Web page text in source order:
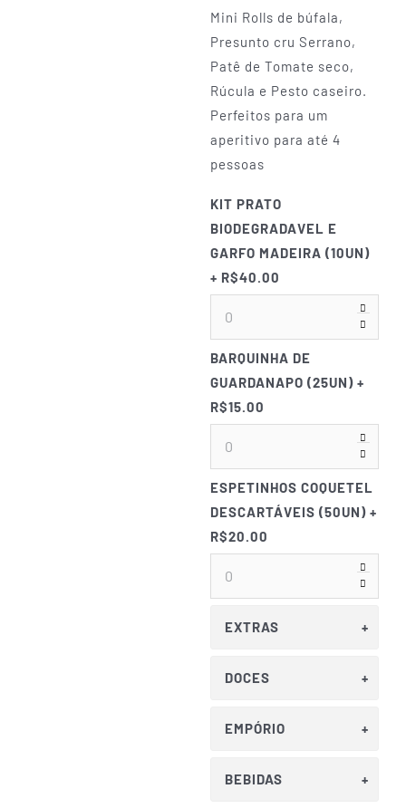
Mini Rolls de búfala,
Presunto cru Serrano,
Patê de Tomate seco,
Rúcula e Pesto caseiro.
Perfeitos para um
aperitivo para até 4
pessoas
KIT PRATO
BIODEGRADAVEL E
GARFO MADEIRA (10UN)
+ R$40.00
BARQUINHA DE
GUARDANAPO (25UN) +
R$15.00
ESPETINHOS COQUETEL
DESCARTÁVEIS (50UN) +
R$20.00
EXTRAS
DOCES
EMPÓRIO
BEBIDAS